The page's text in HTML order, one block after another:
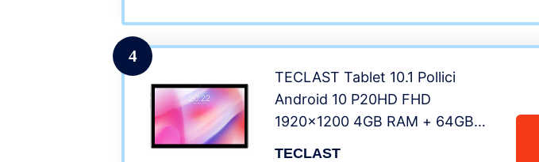
4
TECLAST Tablet 10.1 Pollici
Android 10 P20HD FHD
1920×1200 4GB RAM + 64GB
TECLAST